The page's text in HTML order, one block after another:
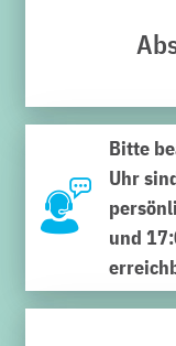
Die Stadtwerke
im Bereich der
Infrastruktur für
Carsharing,
Wallboxen bis
Bitte
Uhr
und